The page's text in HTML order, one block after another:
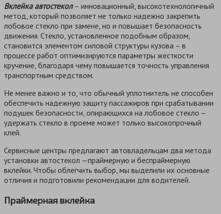
Вклейка автостекол– инновационный, высокотехнологичный
метод, который позволяет не только надежно закрепить
лобовое стекло при замене, но и повышает безопасность
движения. Стекло, установленное подобным образом,
становится элементом силовой структуры кузова – в
процессе работ оптимизируются параметры жесткости
кручение, благодаря чему повышается точность управления
транспортным средством.
Не менее важно и то, что обычный уплотнитель не способен
обеспечить надежную защиту пассажиров при срабатывании
подушек безопасности, опирающихся на лобовое стекло –
удержать стекло в проеме может только высокопрочный
клей.
Сервисные центры предлагают автовладельцам два метода
установки автостекол —праймерную и беспраймерную
вклейки. Чтобы облегчить выбор, мы выделили их основные
отличия и подготовили рекомендации для водителей.
Праймерная вклейка